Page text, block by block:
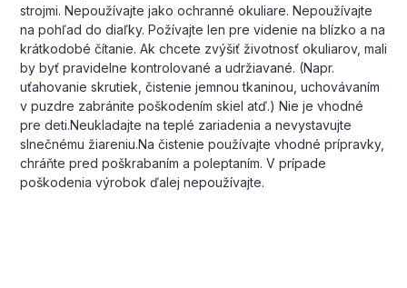
strojmi. Nepoužívajte jako ochranné okuliare. Nepoužívajte
na pohľad do diaľky. Požívajte len pre videnie na blízko a na
krátkodobé čítanie. Ak chcete zvýšiť životnosť okuliarov, mali
by byť pravidelne kontrolované a udržiavané. (Napr.
uťahovanie skrutiek, čistenie jemnou tkaninou, uchovávaním
v puzdre zabránite poškodením skiel atď.) Nie je vhodné
pre deti.Neukladajte na teplé zariadenia a nevystavujte
slnečnému žiareniu.Na čistenie používajte vhodné prípravky,
chráňte pred poškrabaním a poleptaním. V prípade
poškodenia výrobok ďalej nepoužívajte.